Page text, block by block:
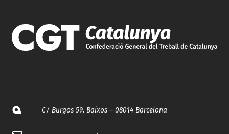
C/ Burgos 59, Baixos – 08014 Barcelona